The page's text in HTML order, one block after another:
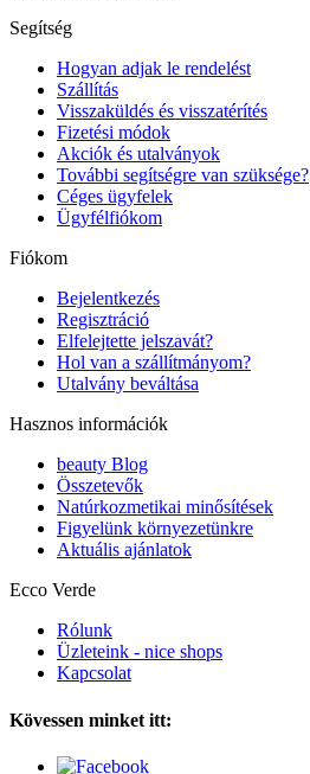
Segítség
Hogyan adjak le rendelést
Szállítás
Visszaküldés és visszatérítés
Fizetési módok
Akciók és utalványok
További segítségre van szüksége?
Céges ügyfelek
Ügyfélfiókom
Fiókom
Bejelentkezés
Regisztráció
Elfelejtette jelszavát?
Hol van a szállítmányom?
Utalvány beváltása
Hasznos információk
beauty Blog
Összetevők
Natúrkozmetikai minősítések
Figyelünk környezetünkre
Aktuális ajánlatok
Ecco Verde
Rólunk
Üzleteink - nice shops
Kapcsolat
Kövessen minket itt: